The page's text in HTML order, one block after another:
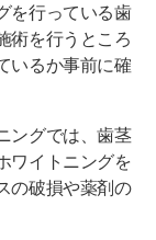
を行っている歯
術を行うところ
いるか事前に確
ングでは、歯茎
ワイトニングを
の破損や薬剤の